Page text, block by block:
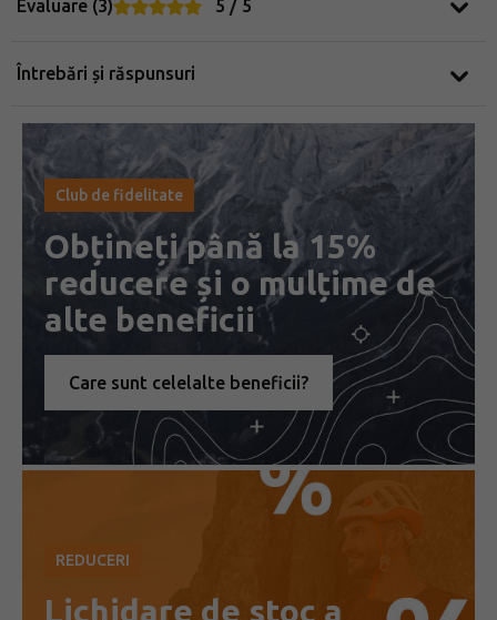
Evaluare (3) 5 / 5
Întrebări și răspunsuri
Club de fidelitate
Obțineți până la 15%
reducere și o mulțime de
alte beneficii
Care sunt celelalte beneficii?
REDUCERI
Lichidare de stoc a